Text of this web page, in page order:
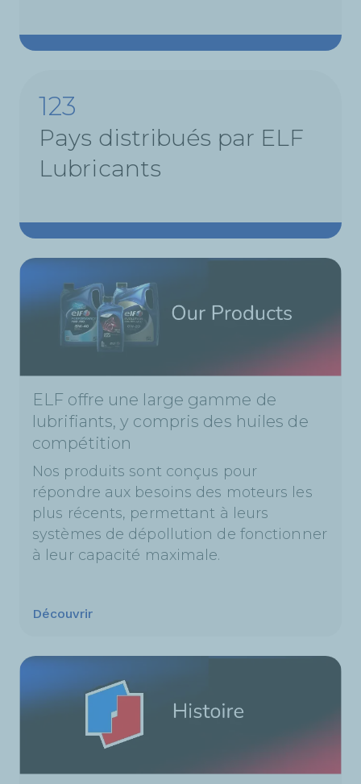
155
Pays distribués par ELF
Lubricants
ELF offre une large gamme de
lubrifiants, y compris des huiles de
compétition
Nos produits sont conçus pour
répondre aux besoins des moteurs les
plus récents, permettant à leurs
systèmes de dépollution de fonctionner
à leur capacité maximale.
Découvrir